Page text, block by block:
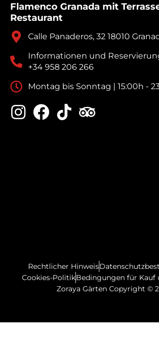
Flamenco Granada mit
Restaurant
Calle Panaderos, 32 18010
Informationen und
+34 958 206 266
Montag bis Sonntag | 15:00h -
Rechtlicher Hinweis
Cookies-PolitikBedingungen für Kauf
Zoraya Gärten Copyright ©